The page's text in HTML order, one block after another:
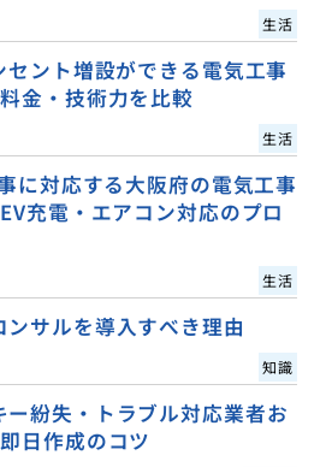
生活
ント増設ができる電気工事
金・技術力を比較
生活
に対応する大阪府の電気工事
充電・エアコン対応のプロ
生活
サルを導入すべき理由
知識
紛失・トラブル対応業者お
日作成のコツ